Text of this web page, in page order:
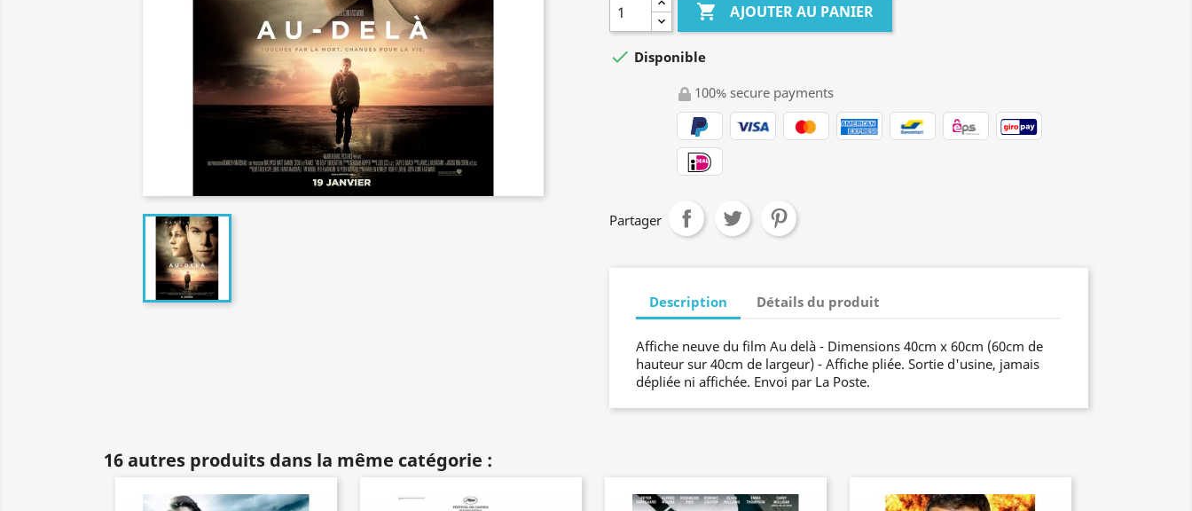
 AJOUTER AU PANIER
 Disponible
100% secure payments
Partager
Description Détails du produit
Affiche neuve du film Au delà - Dimensions 40cm x 60cm (60cm de
hauteur sur 40cm de largeur) - Affiche pliée. Sortie d'usine, jamais
dépliée ni affichée. Envoi par La Poste.
16 autres produits dans la même catégorie :